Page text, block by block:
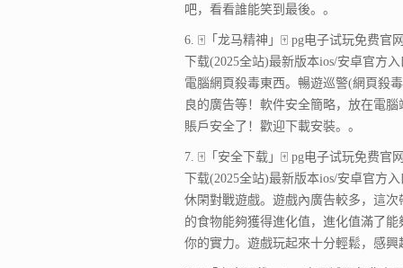
吧，看看誰能笑到最後。。
6. 🀄「龙马精神」🀄 pg电子试玩免费
下载(2025全站)最新版本ios/安卓官方
電腦網頁殺毒東西。暢遊巡警(網頁殺
良的廣告等！軟件安全簡略，放在電
賬戶安全了！歡迎下載安裝。。
7. 🀄「安全下载」🀄 pg电子试玩免费
下载(2025全站)最新版本ios/安卓官方
休閑對戰遊戲。遊戲內廣告較多，這
的食物能夠獲得進化值，進化值滿了
你的實力。遊戲玩起來十分輕鬆，感